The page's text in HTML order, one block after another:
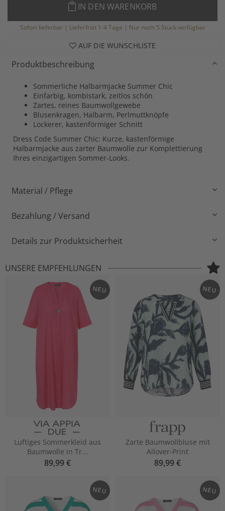
IN DEN WARENKORB
Sofort lieferbar | Lieferfrist 1-4 Tage | Nur noch 5 Stück verfügbar
AUF DIE WUNSCHLISTE
Produktbeschreibung
Sommerliche Halbarmjacke Summer Chic
Einfarbig, kombistark, zeitlos schön
Zartes, reines Baumwollgewebe
Blusenkragen, Halbarm, Perlmuttknöpfe
Lockerer, kastenförmiger Schnitt
Dress Code Summer Chic: Kurze, kastenförmige
Halbarmjacke aus zarter Baumwolle zur Komplettierung
Ihres einzigartigen Sommer-Looks.
Material / Pflege
Bezahlung / Versand
Details zur Produktsicherheit
UNSERE EMPFEHLUNGEN
NEU
Luftiges Sommerkleid aus
Baumwolle in Tr...
89,99 €
NEU
Zarte Baumwollbluse mit
Allover-Print
89,99 €
NEU NEU